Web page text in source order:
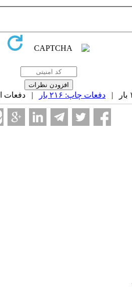
دفعات چاپ: ۲۱۶ بار | دفعات